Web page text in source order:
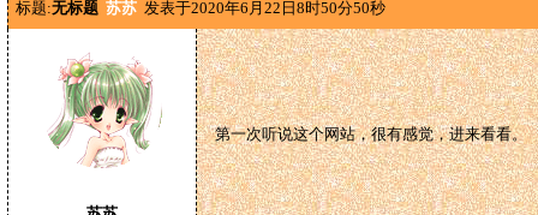
标题:无标题 苏苏 发表于2020年6月22日8时50分50秒
第一次听说这个网站，很有感觉，进来看看。